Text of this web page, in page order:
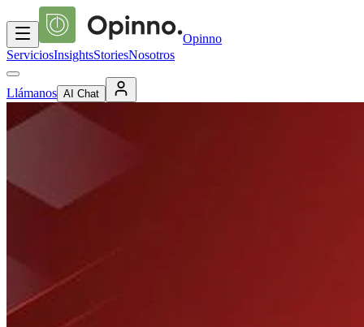
Opinno
ServiciosInsightsStoriesNosotros
Llámanos AI Chat